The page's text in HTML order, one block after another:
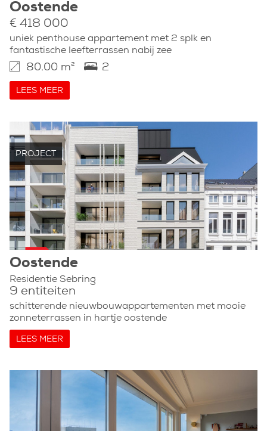
Oostende
€ 418 000
uniek penthouse appartement met 2 splk en
fantastische leefterrassen nabij zee
80.00 m² 2
LEES MEER
PROJECT
Oostende
Residentie Sebring
9 entiteiten
schitterende nieuwbouwappartementen met mooie
zonneterrassen in hartje oostende
LEES MEER